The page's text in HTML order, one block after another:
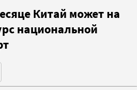
Китай может на
национальной